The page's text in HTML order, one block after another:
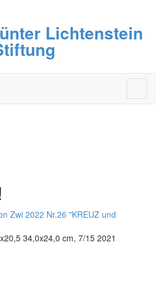
Lichtenstein
Zwi 2022 Nr.26 "KREUZ und
34,0x24,0 cm, 7/15 2021